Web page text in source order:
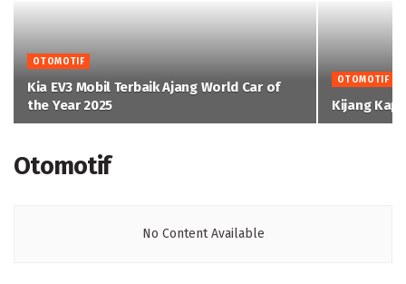
OTOMOTIF
Kia EV3 Mobil Terbaik Ajang World Car of
the Year 2025
OTOMOTIF
Kijang
Otomotif
No Content Available